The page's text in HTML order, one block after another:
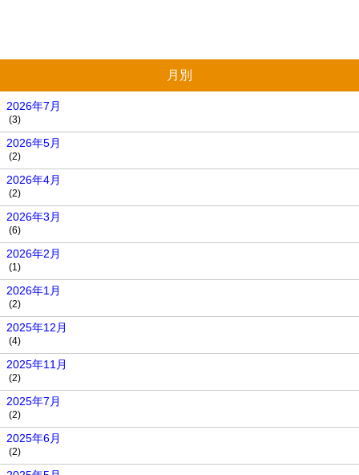
月別
2026年7月
(3)
2026年5月
(2)
2026年4月
(2)
2026年3月
(6)
2026年2月
(1)
2026年1月
(2)
2025年12月
(4)
2025年11月
(2)
2025年7月
(2)
2025年6月
(2)